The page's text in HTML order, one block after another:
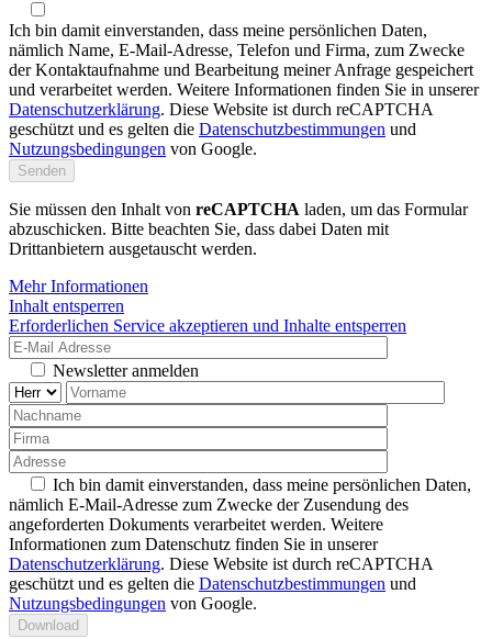
Ich bin damit einverstanden, dass meine persönlichen Daten,
nämlich Name, E-Mail-Adresse, Telefon und Firma, zum Zwecke
der Kontaktaufnahme und Bearbeitung meiner Anfrage gespeichert
und verarbeitet werden. Weitere Informationen finden Sie in unserer
Datenschutzerklärung. Diese Website ist durch reCAPTCHA
geschützt und es gelten die Datenschutzbestimmungen und
Nutzungsbedingungen von Google.
Sie müssen den Inhalt von reCAPTCHA laden, um das Formular
abzuschicken. Bitte beachten Sie, dass dabei Daten mit
Drittanbietern ausgetauscht werden.
Mehr Informationen
Inhalt entsperren
Erforderlichen Service akzeptieren und Inhalte entsperren
Newsletter anmelden
Ich bin damit einverstanden, dass meine persönlichen Daten,
nämlich E-Mail-Adresse zum Zwecke der Zusendung des
angeforderten Dokuments verarbeitet werden. Weitere
Informationen zum Datenschutz finden Sie in unserer
Datenschutzerklärung. Diese Website ist durch reCAPTCHA
geschützt und es gelten die Datenschutzbestimmungen und
Nutzungsbedingungen von Google.